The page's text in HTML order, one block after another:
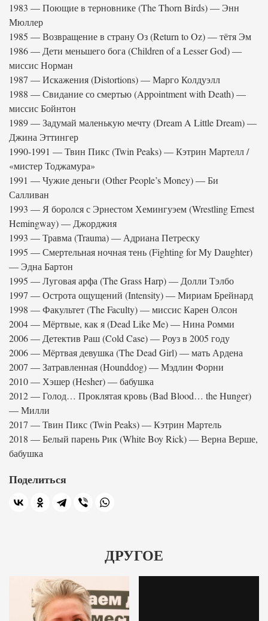
1983 — Поющие в терновнике (The Thorn Birds) — Энн
Мюллер
1985 — Возвращение в страну Оз (Return to Oz) — тётя Эм
1986 — Дети меньшего бога (Children of a Lesser God) —
миссис Норман
1987 — Искажения (Distortions) — Марго Колдуэлл
1988 — Свидание со смертью (Appointment with Death) —
миссис Бойнтон
1989 — Задумай маленькую мечту (Dream A Little Dream) —
Джина Эттингер
1990-1991 — Твин Пикс (Twin Peaks) — Кэтрин Мартелл /
«мистер Тоджамура»
1991 — Чужие деньги (Other People’s Money) — Би
Салливан
1993 — Я боролся с Эрнестом Хемингуэем (Wrestling Ernest
Hemingway) — Джорджия
1993 — Травма (Trauma) — Адриана Петреску
1995 — Смертельная ночная тень (Fighting for My Daughter)
— Эдна Бартон
1995 — Луговая арфа (The Grass Harp) — Долли Тэлбо
1997 — Острота ощущений (Intensity) — Мириам Брейнард
1998 — Факультет (The Faculty) — миссис Карен Олсон
2004 — Мёртвые, как я (Dead Like Me) — Нина Ромми
2006 — Детектив Раш (Cold Case) — Роуз в 2005 году
2006 — Мёртвая девушка (The Dead Girl) — мать Ардена
2007 — Затравленная (Hounddog) — Мэдлин Форни
2010 — Хэшер (Hesher) — бабушка
2012 — Голод… Проклятая кровь (Bad Blood… the Hunger)
— Милли
2017 — Твин Пикс (Twin Peaks) — Кэтрин Мартель
2018 — Белый парень Рик (White Boy Rick) — Верна Верше,
бабушка
Поделиться
ДРУГОЕ